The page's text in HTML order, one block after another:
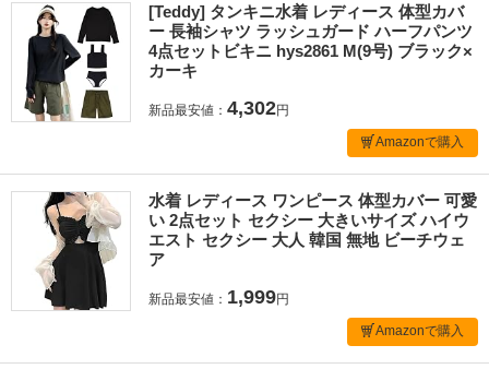
[Teddy] タンキニ水着 レディース 体型カバ
ー 長袖シャツ ラッシュガード ハーフパンツ
4点セットビキニ hys2861 M(9号) ブラック×
カーキ
新品最安値： 4,302円
Amazonで購入
水着 レディース ワンピース 体型カバー 可愛
い 2点セット セクシー 大きいサイズ ハイウ
エスト セクシー 大人 韓国 無地 ビーチウェ
ア
新品最安値： 1,999円
Amazonで購入